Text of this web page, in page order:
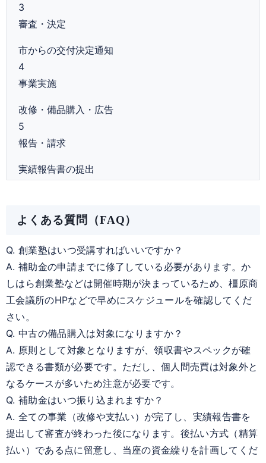
3
審査・決定
市からの交付決定通知
4
事業実施
改修・備品購入・広告
5
報告・請求
実績報告書の提出
よくある質問（FAQ）
Q. 創業塾はいつ受講すればいいですか？
A. 補助金の申請までに修了している必要があります。か
しはら創業塾などは開催時期が決まっているため、橿原商
工会議所のHPなどで早めにスケジュールを確認してくだ
さい。
Q. 中古の備品購入は対象になりますか？
A. 原則として対象となりますが、領収書やスペックが確
認できる書類が必要です。ただし、個人間売買は対象外と
なるケースが多いため注意が必要です。
Q. 補助金はいつ振り込まれますか？
A. 全ての事業（改修や支払い）が完了し、実績報告書を
提出して審査が終わった後になります。後払い方式（精算
払い）である点に留意し、当座の資金繰りを計画してくだ